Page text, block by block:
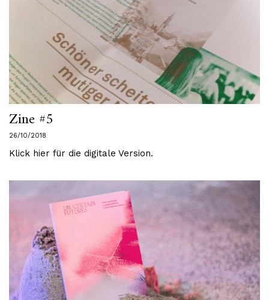
Zine #5
26/10/2018
Klick hier für die digitale Version.